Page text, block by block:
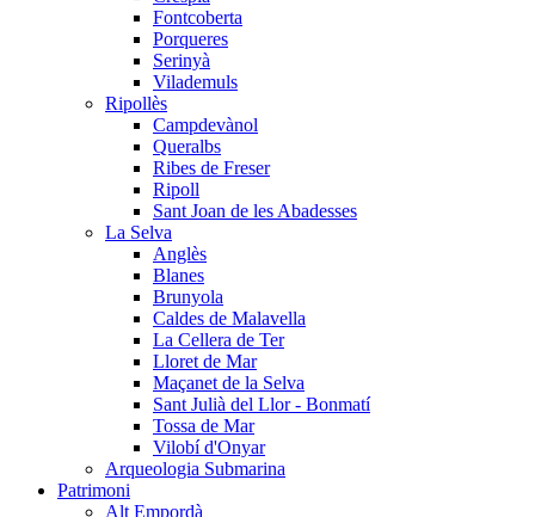
Fontcoberta
Porqueres
Serinyà
Vilademuls
Ripollès
Campdevànol
Queralbs
Ribes de Freser
Ripoll
Sant Joan de les Abadesses
La Selva
Anglès
Blanes
Brunyola
Caldes de Malavella
La Cellera de Ter
Lloret de Mar
Maçanet de la Selva
Sant Julià del Llor - Bonmatí
Tossa de Mar
Vilobí d'Onyar
Arqueologia Submarina
Patrimoni
Alt Empordà